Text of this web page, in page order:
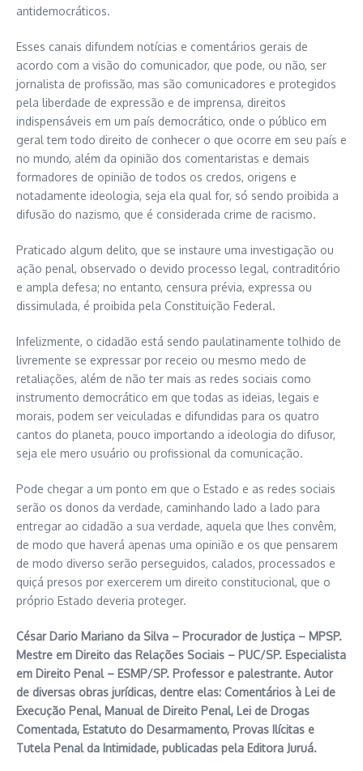
antidemocráticos.
Esses canais difundem notícias e comentários gerais de
acordo com a visão do comunicador, que pode, ou não, ser
jornalista de profissão, mas são comunicadores e protegidos
pela liberdade de expressão e de imprensa, direitos
indispensáveis em um país democrático, onde o público em
geral tem todo direito de conhecer o que ocorre em seu país e
no mundo, além da opinião dos comentaristas e demais
formadores de opinião de todos os credos, origens e
notadamente ideologia, seja ela qual for, só sendo proibida a
difusão do nazismo, que é considerada crime de racismo.
Praticado algum delito, que se instaure uma investigação ou
ação penal, observado o devido processo legal, contraditório
e ampla defesa; no entanto, censura prévia, expressa ou
dissimulada, é proibida pela Constituição Federal.
Infelizmente, o cidadão está sendo paulatinamente tolhido de
livremente se expressar por receio ou mesmo medo de
retaliações, além de não ter mais as redes sociais como
instrumento democrático em que todas as ideias, legais e
morais, podem ser veiculadas e difundidas para os quatro
cantos do planeta, pouco importando a ideologia do difusor,
seja ele mero usuário ou profissional da comunicação.
Pode chegar a um ponto em que o Estado e as redes sociais
serão os donos da verdade, caminhando lado a lado para
entregar ao cidadão a sua verdade, aquela que lhes convêm,
de modo que haverá apenas uma opinião e os que pensarem
de modo diverso serão perseguidos, calados, processados e
quiçá presos por exercerem um direito constitucional, que o
próprio Estado deveria proteger.
César Dario Mariano da Silva – Procurador de Justiça – MPSP.
Mestre em Direito das Relações Sociais – PUC/SP. Especialista
em Direito Penal – ESMP/SP. Professor e palestrante. Autor
de diversas obras jurídicas, dentre elas: Comentários à Lei de
Execução Penal, Manual de Direito Penal, Lei de Drogas
Comentada, Estatuto do Desarmamento, Provas Ilícitas e
Tutela Penal da Intimidade, publicadas pela Editora Juruá.